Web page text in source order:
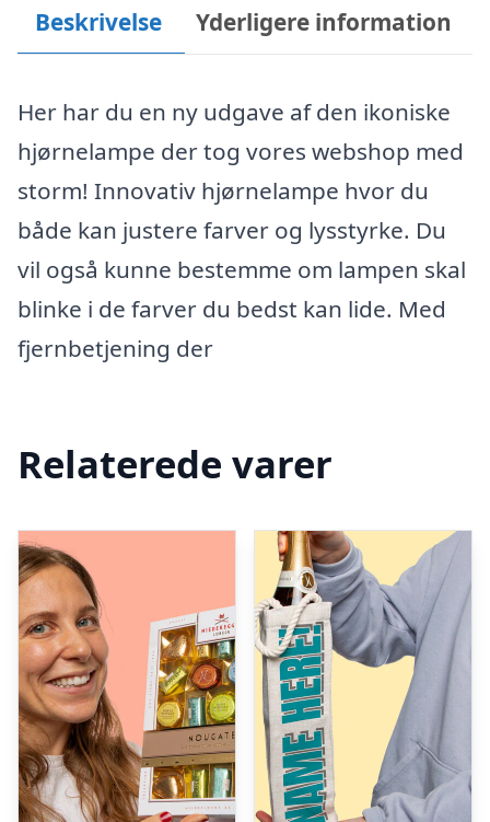
Beskrivelse Yderligere information
Her har du en ny udgave af den ikoniske
hjørnelampe der tog vores webshop med
storm! Innovativ hjørnelampe hvor du
både kan justere farver og lysstyrke. Du
vil også kunne bestemme om lampen skal
blinke i de farver du bedst kan lide. Med
fjernbetjening der
Relaterede varer